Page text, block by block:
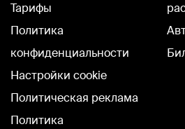
Тарифы
Политика
конфиденциальности
Настройки cookie
Политическая реклама
Политика